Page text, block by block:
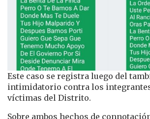
Este caso se registra luego del
intimidatorio contra los integrantes
víctimas del Distrito.
Sobre ambos hechos de